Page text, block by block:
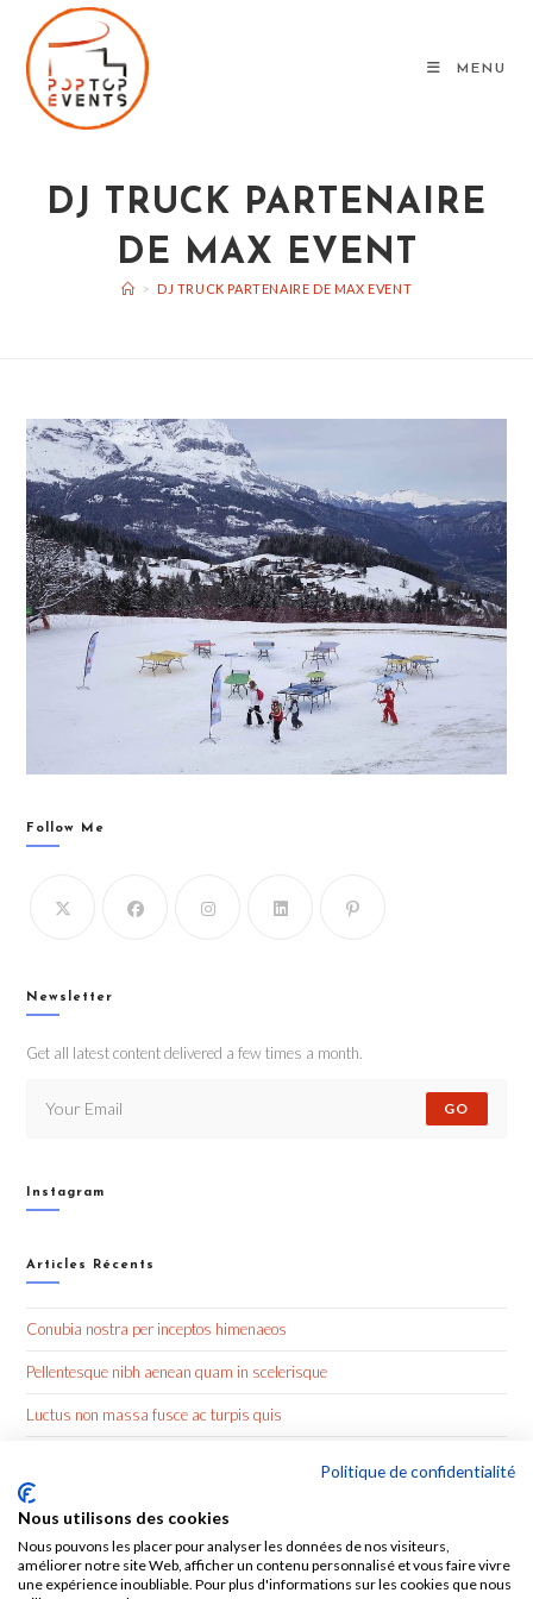
content
MENU
DJ TRUCK PARTENAIRE
DE MAX EVENT
> DJ TRUCK PARTENAIRE DE MAX EVENT
Follow Me
Newsletter
Get all latest content delivered a few times a month.
GO
Instagram
Articles Récents
Conubia nostra per inceptos himenaeos
Pellentesque nibh aenean quam in scelerisque
Luctus non massa fusce ac turpis quis
Politique de confidentialité
Nous utilisons des cookies
Nous pouvons les placer pour analyser les données de nos visiteurs,
améliorer notre site Web, afficher un contenu personnalisé et vous faire vivre
une expérience inoubliable. Pour plus d'informations sur les cookies que nous